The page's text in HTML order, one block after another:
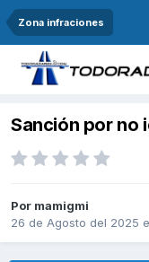
Zona infraciones
Sanción por
Por mamigmi
26 de Agosto del 2025